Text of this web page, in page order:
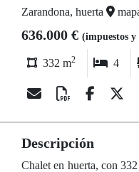
Zarandona, huerta
636.000 € (impuestos y
332 m2 4
Descripción
Chalet en huerta, con